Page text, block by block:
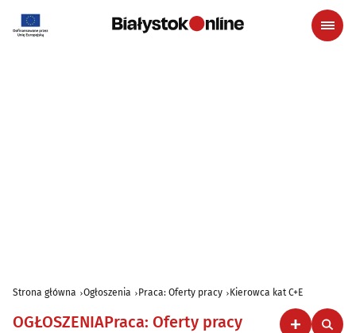
Strona główna Ogłoszenia Praca: Oferty pracy Kierowca kat C+E
OGŁOSZENIAPraca: Oferty pracy